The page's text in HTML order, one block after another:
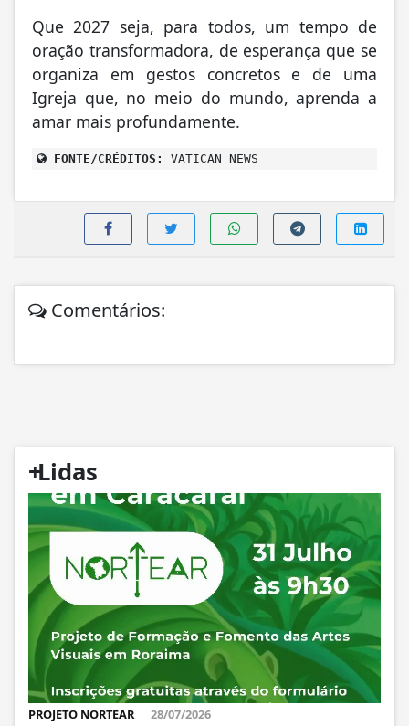
Que 2027 seja, para todos, um tempo de
oração transformadora, de esperança que se
organiza em gestos concretos e de uma
Igreja que, no meio do mundo, aprenda a
amar mais profundamente.
FONTE/CRÉDITOS: VATICAN NEWS
Comentários:
+
Lidas
PROJETO NORTEAR 28/07/2026